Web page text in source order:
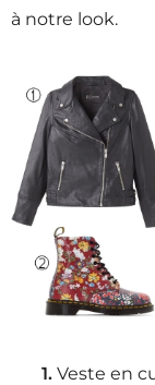
à notre look.
1. Veste en